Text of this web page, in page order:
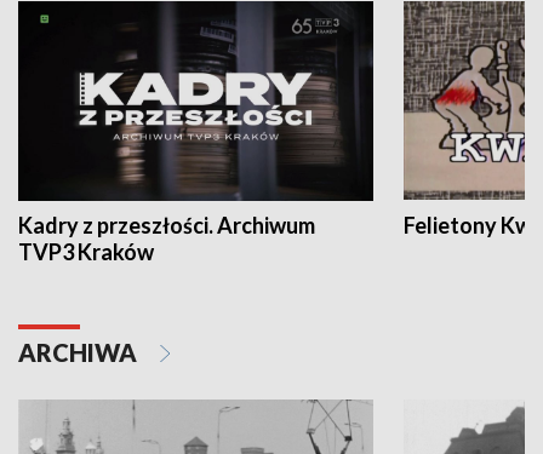
Kadry z przeszłości. Archiwum
TVP3 Kraków
Felietony
ARCHIWA